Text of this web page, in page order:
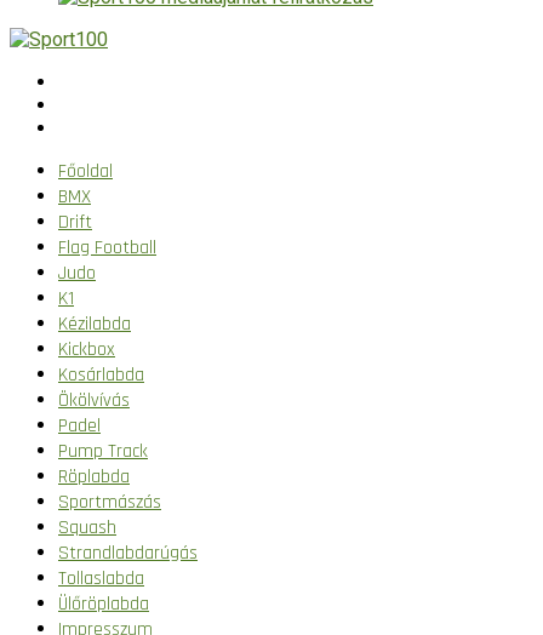
Főoldal
BMX
Drift
Flag Football
Judo
K1
Kézilabda
Kickbox
Kosárlabda
Ökölvívás
Padel
Pump Track
Röplabda
Sportmászás
Squash
Strandlabdarúgás
Tollaslabda
Ülőröplabda
Impresszum